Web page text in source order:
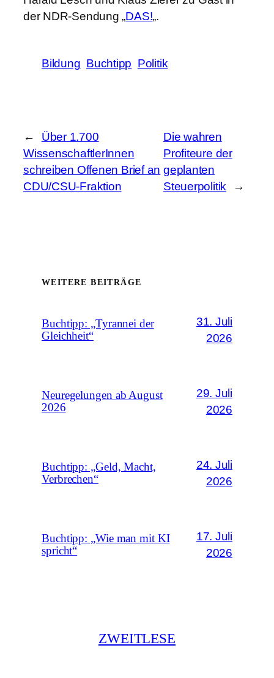
der NDR-Sendung „DAS!„.
Bildung Buchtipp Politik
←
Über 1.700
WissenschaftlerInnen
schreiben Offenen Brief an
CDU/CSU-Fraktion
Die wahren
Profiteure der
geplanten
Steuerpolitik
→
WEITERE BEITRÄGE
Buchtipp: „Tyrannei der
Gleichheit“
31. Juli
2026
Neuregelungen ab August
2026
29. Juli
2026
Buchtipp: „Geld, Macht,
Verbrechen“
24. Juli
2026
Buchtipp: „Wie man mit KI
spricht“
17. Juli
2026
ZWEITLESE